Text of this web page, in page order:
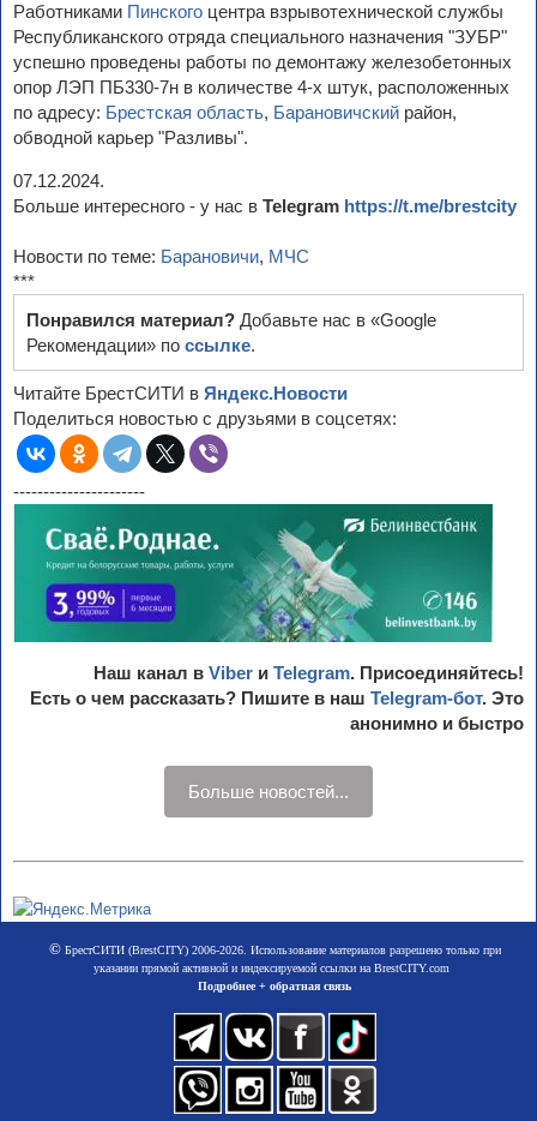
Работниками Пинского центра взрывотехнической службы
Республиканского отряда специального назначения "ЗУБР"
успешно проведены работы по демонтажу железобетонных
опор ЛЭП ПБ330-7н в количестве 4-х штук, расположенных
по адресу: Брестская область, Барановичский район,
обводной карьер "Разливы".
07.12.2024.
Больше интересного - у нас в Telegram https://t.me/brestcity
Новости по теме: Барановичи, МЧС
***
Понравился материал? Добавьте нас в «Google
Рекомендации» по ссылке.
Читайте БрестСИТИ в Яндекс.Новости
Поделиться новостью с друзьями в соцсетях:
----------------------
Наш канал в Viber и Telegram. Присоединяйтесь!
Есть о чем рассказать? Пишите в наш Telegram-бот. Это
анонимно и быстро
Больше новостей...
©БрестСИТИ (BrestCITY) 2006-2026. Использование материалов разрешено только при
указании прямой активной и индексируемой ссылки на BrestCITY.com
Подробнее + обратная связь